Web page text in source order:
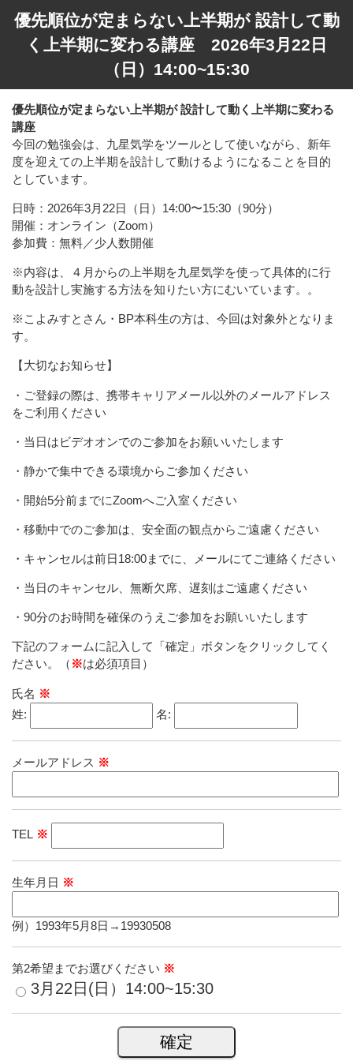
優先順位が定まらない上半期が 設計して動
く上半期に変わる講座 2026年3月22日
（日）14:00~15:30
優先順位が定まらない上半期が 設計して動く上半期に変わる
講座
今回の勉強会は、九星気学をツールとして使いながら、新年
度を迎えての上半期を設計して動けるようになることを目的
としています。
日時：2026年3月22日（日）14:00〜15:30（90分）
開催：オンライン（Zoom）
参加費：無料／少人数開催
※内容は、４月からの上半期を九星気学を使って具体的に行
動を設計し実施する方法を知りたい方にむいています。。
※こよみすとさん・BP本科生の方は、今回は対象外となりま
す。
【大切なお知らせ】
・ご登録の際は、携帯キャリアメール以外のメールアドレス
をご利用ください
・当日はビデオオンでのご参加をお願いいたします
・静かで集中できる環境からご参加ください
・開始5分前までにZoomへご入室ください
・移動中でのご参加は、安全面の観点からご遠慮ください
・キャンセルは前日18:00までに、メールにてご連絡ください
・当日のキャンセル、無断欠席、遅刻はご遠慮ください
・90分のお時間を確保のうえご参加をお願いいたします
下記のフォームに記入して「確定」ボタンをクリックしてく
ださい。（ ※は必須項目）
氏名 ※
姓:
名:
メールアドレス ※
TEL ※
生年月日 ※
例）1993年5月8日→19930508
第2希望までお選びください ※
3月22日(日）14:00~15:30